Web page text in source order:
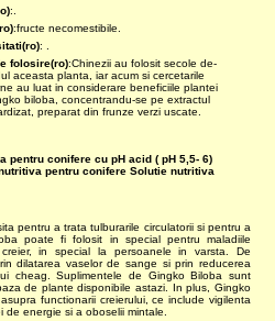
:.
:fructe necomestibile.
: .
folosire(ro):Chinezii au folosit secole de-
aceasta planta, iar acum si cercetarile
au luat in considerare beneficiile plantei
biloba, concentrandu-se pe extractul
preparat din frunze verzi uscate.
pentru conifere cu pH acid ( pH 5,5- 6)
pentru conifere Solutie nutritiva
pentru a trata tulburarile circulatorii si pentru a
poate fi folosit in special pentru maladiile
in special la persoanele in varsta. De
dilatarea vaselor de sange si prin reducerea
cheag. Suplimentele de Gingko Biloba sunt
de plante disponibile astazi. In plus, Gingko
functionarii creierului, ce include vigilenta
energie si a oboselii mintale.